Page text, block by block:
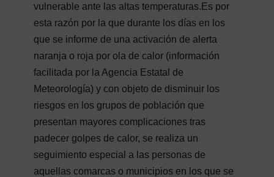
vulnerable ante las altas temperaturas.Es por
esta razón por la que durante los días en los
que se informe de una activación de alerta
naranja o roja por ola de calor (información
facilitada por la Agencia Estatal de
Meteorología) y con objeto de disminuir los
riesgos en los grupos de población que
presentan mayores complicaciones tras
padecer golpes de calor, se realiza un
seguimiento especial a las personas de
aquellas comarcas o municipios en los que se